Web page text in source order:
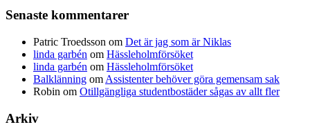
Senaste kommentarer
Patric Troedsson om Det är jag som är Niklas
linda garbén om Hässleholmförsöket
linda garbén om Hässleholmförsöket
Balklänning om Assistenter behöver göra gemensam sak
Robin om Otillgängliga studentbostäder sågas av allt fler
Arkiv